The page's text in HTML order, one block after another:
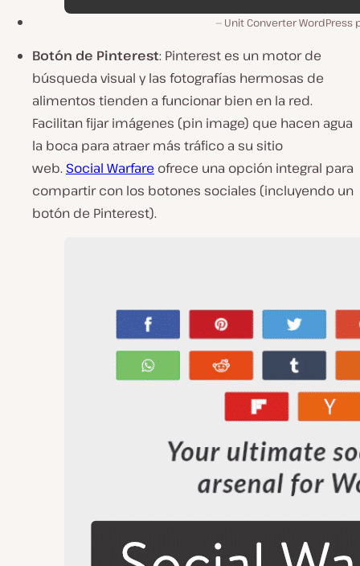
Unit Converter WordPress
Botón de Pinterest: Pinterest es un motor de
búsqueda visual y las fotografías hermosas de
alimentos tienden a funcionar bien en la red.
Facilitan fijar imágenes (pin image) que hacen agua
la boca para atraer más tráfico a su sitio
web. Social Warfare ofrece una opción integral para
compartir con los botones sociales (incluyendo un
botón de Pinterest).